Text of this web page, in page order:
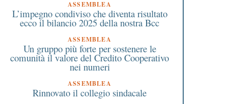
ASSEMBLEA
L’impegno condiviso che diventa risultato
ecco il bilancio 2025 della nostra Bcc
ASSEMBLEA
Un gruppo più forte per sostenere le
comunità il valore del Credito Cooperativo
nei numeri
ASSEMBLEA
Rinnovato il collegio sindacale